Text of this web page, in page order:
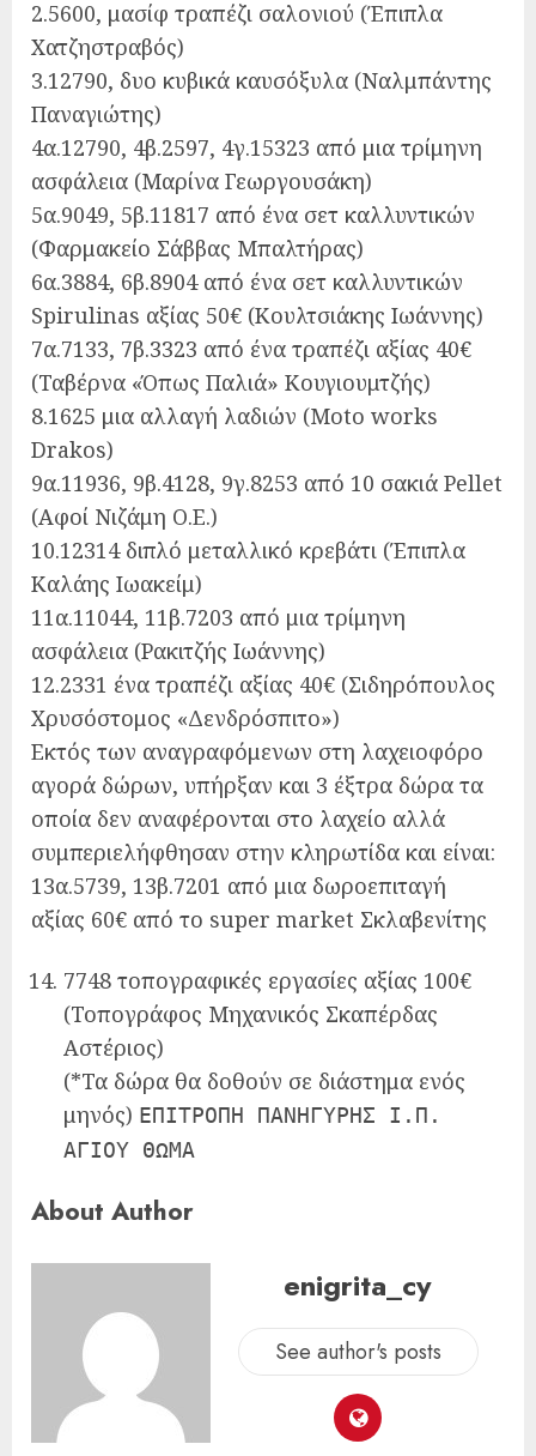
2.5600, μασίφ τραπέζι σαλονιού (Έπιπλα
Χατζηστραβός)
3.12790, δυο κυβικά καυσόξυλα (Ναλμπάντης
Παναγιώτης)
4α.12790, 4β.2597, 4γ.15323 από μια τρίμηνη
ασφάλεια (Μαρίνα Γεωργουσάκη)
5α.9049, 5β.11817 από ένα σετ καλλυντικών
(Φαρμακείο Σάββας Μπαλτήρας)
6α.3884, 6β.8904 από ένα σετ καλλυντικών
Spirulinas αξίας 50€ (Κουλτσιάκης Ιωάννης)
7α.7133, 7β.3323 από ένα τραπέζι αξίας 40€
(Ταβέρνα «Όπως Παλιά» Κουγιουμτζής)
8.1625 μια αλλαγή λαδιών (Moto works
Drakos)
9α.11936, 9β.4128, 9γ.8253 από 10 σακιά Pellet
(Αφοί Νιζάμη Ο.Ε.)
10.12314 διπλό μεταλλικό κρεβάτι (Έπιπλα
Καλάης Ιωακείμ)
11α.11044, 11β.7203 από μια τρίμηνη
ασφάλεια (Ρακιτζής Ιωάννης)
12.2331 ένα τραπέζι αξίας 40€ (Σιδηρόπουλος
Χρυσόστομος «Δενδρόσπιτο»)
Εκτός των αναγραφόμενων στη λαχειοφόρο
αγορά δώρων, υπήρξαν και 3 έξτρα δώρα τα
οποία δεν αναφέρονται στο λαχείο αλλά
συμπεριελήφθησαν στην κληρωτίδα και είναι:
13α.5739, 13β.7201 από μια δωροεπιταγή
αξίας 60€ από το super market Σκλαβενίτης
7748 τοπογραφικές εργασίες αξίας 100€
(Τοπογράφος Μηχανικός Σκαπέρδας
Αστέριος)
(*Τα δώρα θα δοθούν σε διάστημα ενός
μηνός) ΕΠΙΤΡΟΠΗ ΠΑΝΗΓΥΡΗΣ Ι.Π.
ΑΓΙΟΥ ΘΩΜΑ
About Author
enigrita_cy
See author's posts